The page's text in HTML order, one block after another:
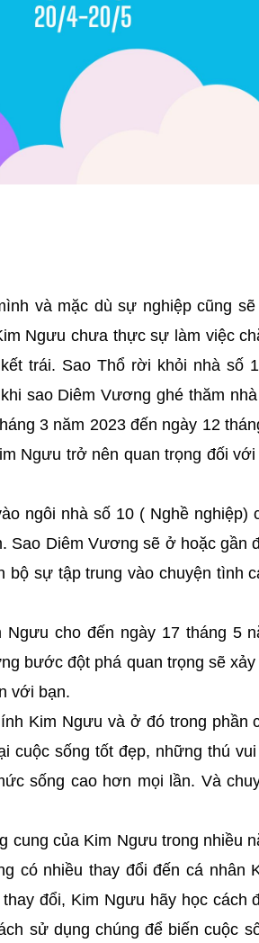
và mặc dù sự nghiệp cũng sẽ
Ngưu chưa thực sự làm việc
trái. Sao Thổ rời khỏi nhà số
sao Diêm Vương ghé thăm
3 năm 2023 đến ngày 12
Ngưu trở nên quan trọng đối
ngôi nhà số 10 ( Nghề nghiệp)
Sao Diêm Vương sẽ ở hoặc gần
bộ sự tập trung vào chuyện tình
cho đến ngày 17 tháng 5
bước đột phá quan trọng sẽ xảy
với bạn.
Kim Ngưu và ở đó trong phần
cuộc sống tốt đẹp, những thú
sống cao hơn mọi lần. Và
cung của Kim Ngưu trong nhiều
có nhiều thay đổi đến cá nhân
đổi, Kim Ngưu hãy học cách
sử dụng chúng để biến cuộc